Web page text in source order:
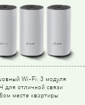
Wi-Fi: 3 модуля
для отличной связи
месте квартиры